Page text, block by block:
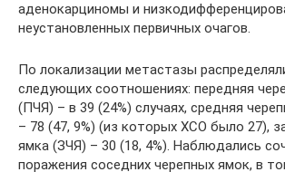
аденокарциномы и
неустановленных первичных очагов.
По локализации метастазы
следующих соотношениях: передняя
(ПЧЯ) – в 39 (24%) случаях, средняя
– 78 (47, 9%) (из которых ХСО было 27),
ямка (ЗЧЯ) – 30 (18, 4%). Наблюдались
поражения соседних черепных ямок, в